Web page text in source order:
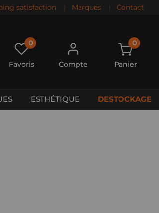
satisfaction | Marques | Contact
0
Favoris Compte
0
Panier
ESTHÉTIQUE DESTOCKAGE